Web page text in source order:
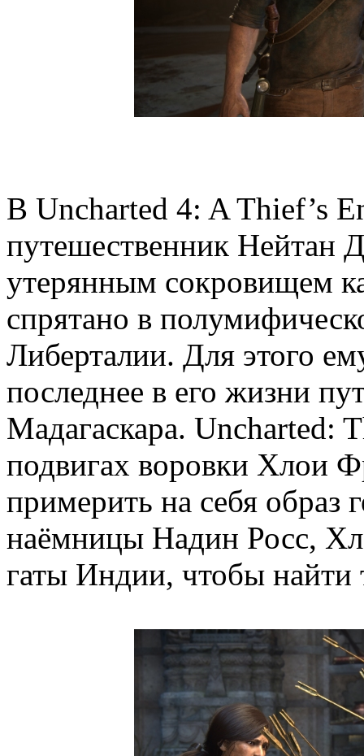
В Uncharted 4: A Thief’s
путешественник Нейтан
утерянным сокровищем
спрятано в
Либерталии. Для этого
последнее в его жизни
Мадагаскара. Uncharted:
подвигах воровки Хлои
примерить на себя образ
наёмницы Надин Росс,
гаты Индии, чтобы найти